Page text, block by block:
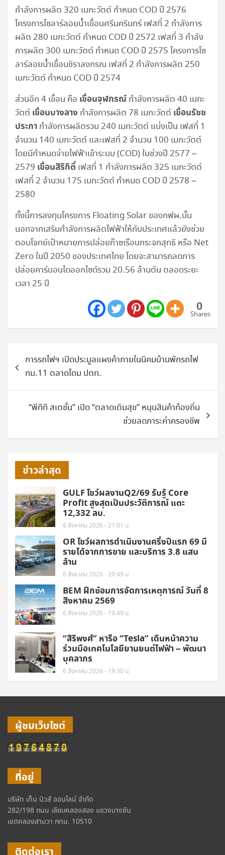
กำลังการผลิต 320 เมกะวัตต์ กำหนด COD ปี 2576
โครงการโซลาร์ลอยน้ำเขื่อนศรีนครินทร์ เฟสที่ 2 กำลังการ
ผลิต 280 เมกะวัตต์ กำหนด COD ปี 2572 เฟสที่ 3 กำลัง
การผลิต 300 เมกะวัตต์ กำหนด COD ปี 2575 โครงการโซ
ลาร์ลอยน้ำเขื่อนชิราลงกรณ เฟสที่ 2 กำลังการผลิต 250
เมกะวัตต์ กำหนด COD ปี 2574
ส่วนอีก 4 เขื่อน คือ เขื่อนจุฬภรณ์ กำลังการผลิต 40 เมกะ
วัตต์ เขื่อนบางลาง กำลังการผลิต 78 เมกะวัตต์ เขื่อนรัชช
ประภา กำลังการผลิตรวม 240 เมกะวัตต์ แบ่งเป็น เฟสที่ 1
จำนวน 140 เมกะวัตต์ และเฟสที่ 2 จำนวน 100 เมกะวัตต์
โดยมีกำหนดจ่ายไฟฟ้าเข้าระบบ (COD) ในช่วงปี 2577 –
2579 เขื่อนสิริกิติ์ เฟสที่ 1 กำลังการผลิต 325 เมกะวัตต์
เฟสที่ 2 จำนวน 175 เมกะวัตต์ กำหนด COD ปี 2578 –
2580
ทั้งนี้การลงทุนโครงการ Floating Solar ของกฟผ.นั้น
นอกจากเสริมกำลังการผลิตไฟฟ้าให้กับประเทศแล้วยังช่วย
ตอบโจทย์เป้าหมายการปล่อยก๊าซเรือนกระจกสุทธิ หรือ Net
Zero ในปี 2050 ของประเทศไทย โดยจะสามารถลดการ
ปล่อยคาร์บอนไดออกไซด์รวม 20.56 ล้านตัน ตลอดระยะ
เวลา 25 ปี
0
Shares
แนะแนว
เรื่องการรถไฟฯ เปิดประมูลแผงค้าภายในนิคมบ้านพักรถไฟ
กม.11 ตลาดโดม ปตท.
“พีทีที สเตชั่น” เปิด “ตลาดเติมสุข” หนุนสินค้าท้องถิ่น
ช่วยลดภาระค่าครองชีพ
ข่าวล่าสุด
GULF โชว์ผลงานQ2/69 รับรู้ Core
Profit สูงสุดเป็นประวัติการณ์ แตะ
12,332 ลบ.
6 สิงหาคม 2026 - 21:01 น.
OR โชว์ผลการดำเนินงานครึ่งปีแรก 69 มี
รายได้จากการขาย และบริการ 3.8 แสน
ล้าน
6 สิงหาคม 2026 - 20:49 น.
BEM ฝึกซ้อมการจัดการเหตุการณ์ วันที่ 8
สิงหาคม 2569
6 สิงหาคม 2026 - 19:49 น.
“สิริพงศ์” หารือ “Tesla” เดินหน้าความ
ร่วมมือเทคโนโลยียานยนต์ไฟฟ้า – พัฒนา
บุคลากร
6 สิงหาคม 2026 - 19:30 น.
ผู้ชมเว็บไซต์
ที่อยู่
บริษัท เท็น นิวส์ ออนไลน์ จำกัด
282/198 ถนน เลียบคลองสอง แขวงบางชัน
เขตคลองสามวา กทม. 10510